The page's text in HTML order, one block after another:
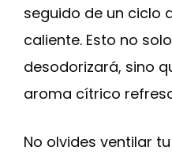
seguido de un ciclo
caliente. Esto no
desodorizará, sino
aroma cítrico
No olvides ventilar